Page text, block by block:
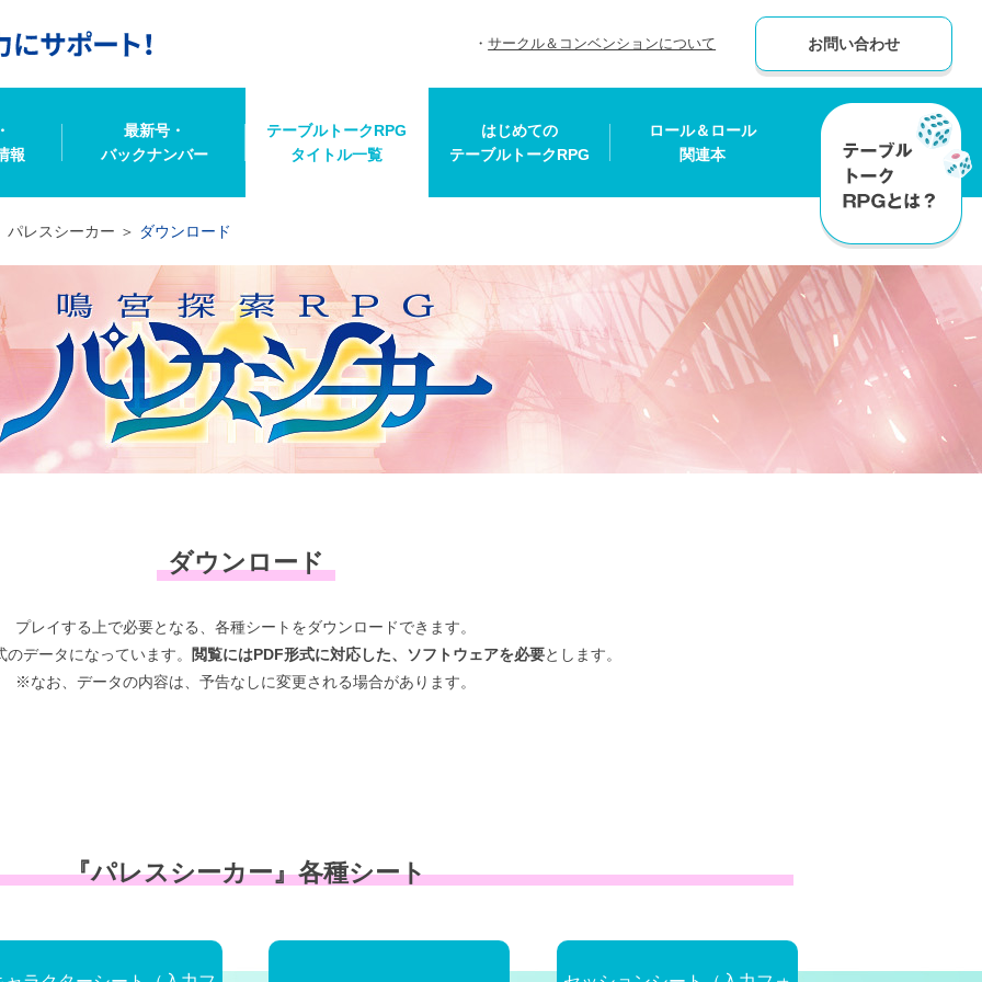
サークル＆コンベンションについて お問い合わせ
報
最新号・
バックナンバー
テーブルトークRPG
タイトル一覧
はじめての
テーブルトークRPG
ロール＆ロール
関連本
パレスシーカー ダウンロード
ダウンロード
プレイする上で必要となる、 各種シートをダウンロードできます。
データになっています。
閲覧にはPDF形式に対応した、 ソフトウェアを必要とします。
※なお、データの内容は、 予告なしに変更される場合があります。
『パレスシーカー』各種シート